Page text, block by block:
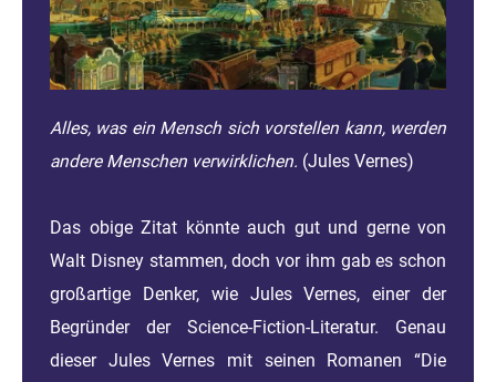
Alles, was ein Mensch sich vorstellen kann, werden
andere Menschen verwirklichen. (Jules Vernes)
Das obige Zitat könnte auch gut und gerne von
Walt Disney stammen, doch vor ihm gab es schon
großartige Denker, wie Jules Vernes, einer der
Begründer der Science-Fiction-Literatur. Genau
dieser Jules Vernes mit seinen Romanen “Die